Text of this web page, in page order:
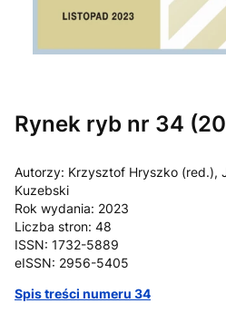
Rynek ryb nr 34
Autorzy: Krzysztof Hryszko (red.),
Kuzebski
Rok wydania: 2023
Liczba stron: 48
ISSN: 1732-5889
eISSN: 2956-5405
Spis treści numeru 34